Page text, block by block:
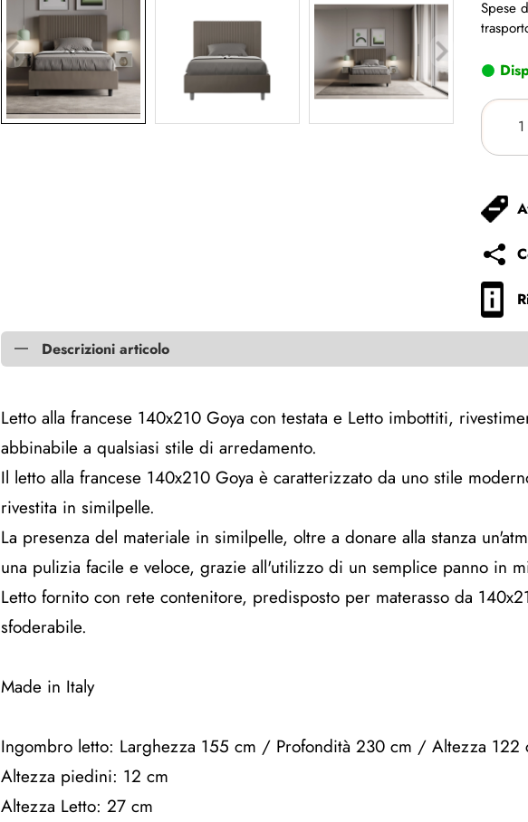
Spese
Descrizioni articolo
Letto alla francese 140x210 Goya con testata e Letto imbottiti,
abbinabile a qualsiasi stile di arredamento.
Il letto alla francese 140x210 Goya è caratterizzato da uno stile
rivestita in similpelle.
La presenza del materiale in similpelle, oltre a donare alla stanza
una pulizia facile e veloce, grazie all'utilizzo di un semplice panno in
Letto fornito con rete contenitore, predisposto per materasso da
sfoderabile.
Made in Italy
Ingombro letto: Larghezza 155 cm / Profondità 230 cm / Altezza 122
Altezza piedini: 12 cm
Altezza Letto: 27 cm